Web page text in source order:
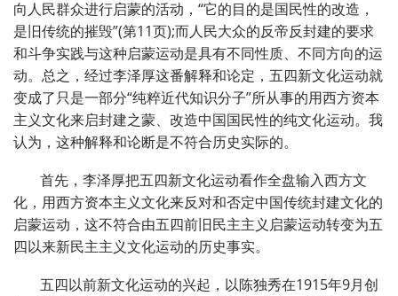
向人民群众进行启蒙的活动，“它的目的是国民性的改造，
是旧传统的摧毁”(第11页);而人民大众的反帝反封建的要求
和斗争实践与这种启蒙运动是具有不同性质、不同方向的运
动。总之，经过李泽厚这番解释和论定，五四新文化运动就
变成了只是一部分“纯粹近代知识分子”所从事的用西方资本
主义文化来启封建之蒙、改造中国国民性的纯文化运动。我
认为，这种解释和论断是不符合历史实际的。
首先，李泽厚把五四新文化运动看作全盘输入西方文
化，用西方资本主义文化来反对和否定中国传统封建文化的
启蒙运动，这不符合由五四前旧民主主义启蒙运动转变为五
四以来新民主主义文化运动的历史事实。
五四以前新文化运动的兴起，以陈独秀在1915年9月创